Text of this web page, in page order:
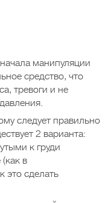
манипуляции
средство, что
тревоги и не
следует правильно
2 варианта:
к груди
в
это сделать